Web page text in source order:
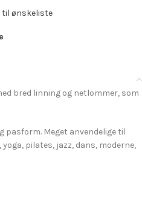
til ønskeliste
bred linning og netlommer, som
pasform. Meget anvendelige til
pilates, jazz, dans, moderne,